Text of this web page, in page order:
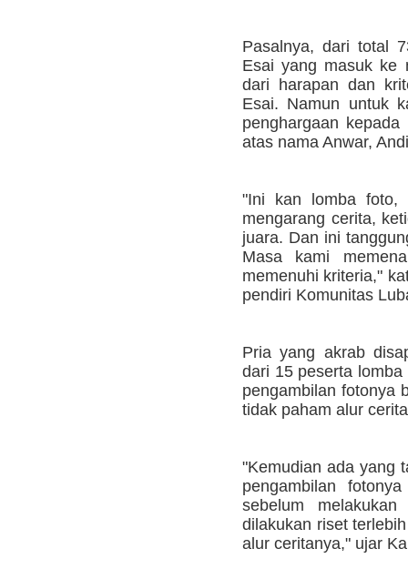
Pasalnya, dari total
Esai yang masuk ke
dari harapan dan
Esai. Namun untuk
penghargaan
atas nama Anwar,
"Ini kan lomba foto,
mengarang cerita,
juara. Dan ini
Masa kami
memenuhi kriteria,"
pendiri Komunitas
Pria yang akrab
dari 15 peserta
pengambilan fotonya
tidak paham alur
"Kemudian ada yang
pengambilan
sebelum
dilakukan riset
alur ceritanya," ujar